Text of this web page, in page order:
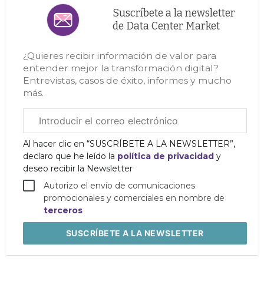
Suscríbete a la newsletter
de Data Center Market
¿Quieres recibir información de valor para
entender mejor la transformación digital?
Entrevistas, casos de éxito, informes y mucho
más.
electrónico
corporativo
Al hacer clic en “SUSCRÍBETE A LA NEWSLETTER”,
declaro que he leído la política de privacidad y
deseo recibir la Newsletter
Autorizo el envío de comunicaciones
promocionales y comerciales en nombre de
terceros
SUSCRÍBETEA LA NEWSLETTER